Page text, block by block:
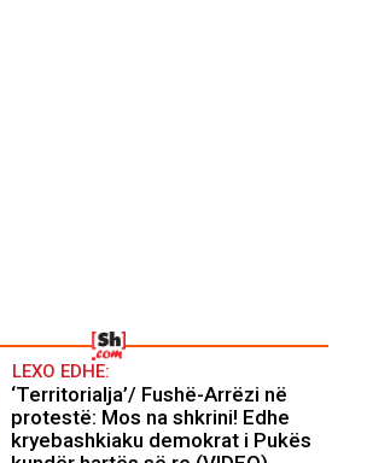
LEXO EDHE:
‘Territorialja’/ Fushë-Arrëzi në
protestë: Mos na shkrini! Edhe
kryebashkiaku demokrat i Pukës